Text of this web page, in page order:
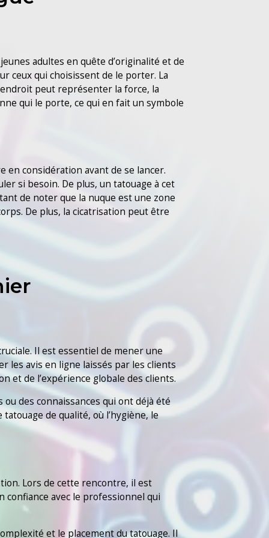
adultes en quête d’originalité et de
ceux qui choisissent de le porter. La
endroit peut représenter la force, la
qui le porte, ce qui en fait un symbole
en considération avant de se lancer.
si besoin. De plus, un tatouage à cet
de noter que la nuque est une zone
De plus, la cicatrisation peut être
Il est essentiel de mener une
les avis en ligne laissés par les clients
et de l’expérience globale des clients.
des connaissances qui ont déjà été
de qualité, où l’hygiène, le
Lors de cette rencontre, il est
confiance avec le professionnel qui
et le placement du tatouage. Il